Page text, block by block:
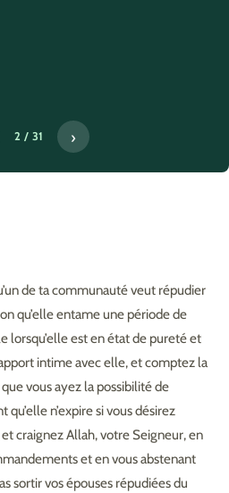
2 / 31 ›
de ta communauté veut répudier
qu’elle entame une période de
lorsqu’elle est en état de pureté et
intime avec elle, et comptez la
vous ayez la possibilité de
n’expire si vous désirez
craignez Allah, votre Seigneur, en
et en vous abstenant
sortir vos épouses répudiées du